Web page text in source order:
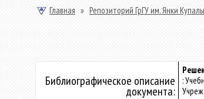
Главная » Репозиторий ГрГУ им. Янки Купалы
Библиографическое описание
документа:
: